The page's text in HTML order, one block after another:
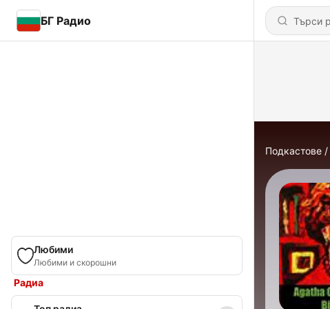
БГ Радио
Любими
Любими и скорошни
Радиа
Подкастове